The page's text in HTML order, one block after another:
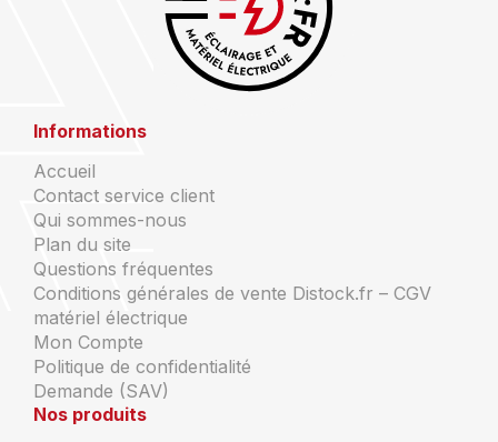
Informations
Accueil
Contact service client
Qui sommes-nous
Plan du site
Questions fréquentes
Conditions générales de vente Distock.fr – CGV
matériel électrique
Mon Compte
Politique de confidentialité
Demande (SAV)
Nos produits